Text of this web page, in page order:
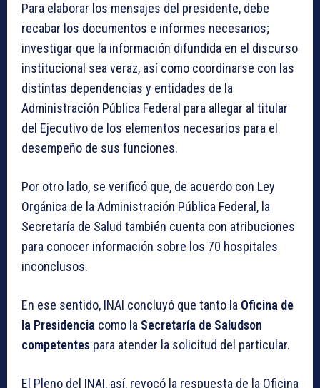
Para elaborar los mensajes del presidente, debe
recabar los documentos e informes necesarios;
investigar que la información difundida en el discurso
institucional sea veraz, así como coordinarse con las
distintas dependencias y entidades de la
Administración Pública Federal para allegar al titular
del Ejecutivo de los elementos necesarios para el
desempeño de sus funciones.
Por otro lado, se verificó que, de acuerdo con Ley
Orgánica de la Administración Pública Federal, la
Secretaría de Salud también cuenta con atribuciones
para conocer información sobre los 70 hospitales
inconclusos.
En ese sentido, INAI concluyó que tanto la Oficina de
la Presidencia como la Secretaría de Saludson
competentes para atender la solicitud del particular.
El Pleno del INAI, así, revocó la respuesta de la Oficina